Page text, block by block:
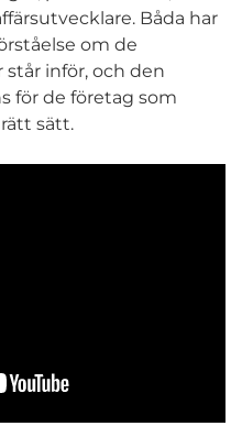
Båda har
om de
inför, och den
för de företag som
sätt.